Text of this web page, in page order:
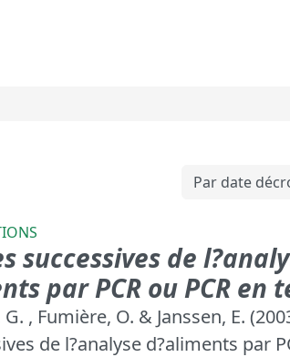
successives de
par PCR ou PCR en
, Fumière, O. & Janssen, E.
de l?analyse d?aliments par